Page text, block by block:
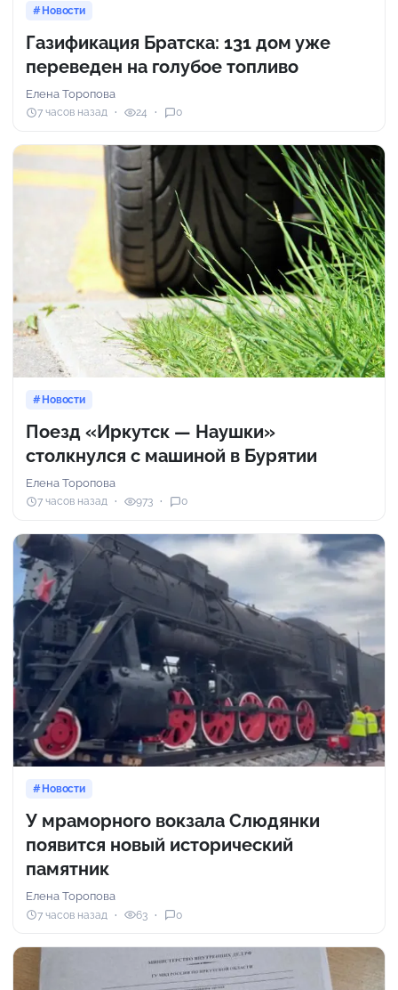
Новости
Газификация Братска: 131 дом уже
переведен на голубое топливо
Елена Торопова
7 часов назад 24 0
Новости
Поезд «Иркутск — Наушки»
столкнулся с машиной в Бурятии
Елена Торопова
7 часов назад 973 0
Новости
У мраморного вокзала Слюдянки
появится новый исторический
памятник
Елена Торопова
7 часов назад 63 0